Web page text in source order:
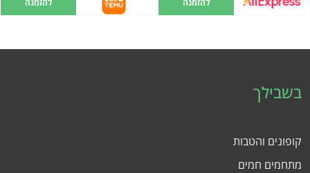
להזמנה להזמנה
בשבילך
קופונים והטבות
מתחמים חמים